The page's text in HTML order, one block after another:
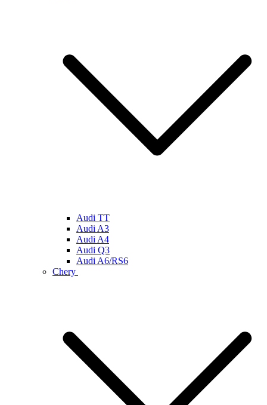
Audi TT
Audi A3
Audi A4
Audi Q3
Audi A6/RS6
Chery